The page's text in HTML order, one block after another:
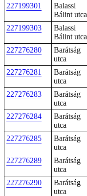
227199301
Balassi
Bálint utca
227199303
Balassi
Bálint utca
227276280
Barátság
utca
227276281
Barátság
utca
227276283
Barátság
utca
227276284
Barátság
utca
227276285
Barátság
utca
227276289
Barátság
utca
227276290
Barátság
utca